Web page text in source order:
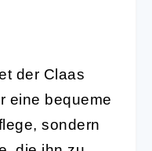
der Claas
eine bequeme
sondern